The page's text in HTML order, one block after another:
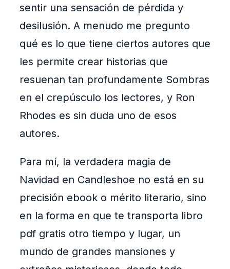
sentir una sensación de pérdida y
desilusión. A menudo me pregunto
qué es lo que tiene ciertos autores que
les permite crear historias que
resuenan tan profundamente Sombras
en el crepúsculo los lectores, y Ron
Rhodes es sin duda uno de esos
autores.
Para mí, la verdadera magia de
Navidad en Candleshoe no está en su
precisión ebook o mérito literario, sino
en la forma en que te transporta libro
pdf gratis otro tiempo y lugar, un
mundo de grandes mansiones y